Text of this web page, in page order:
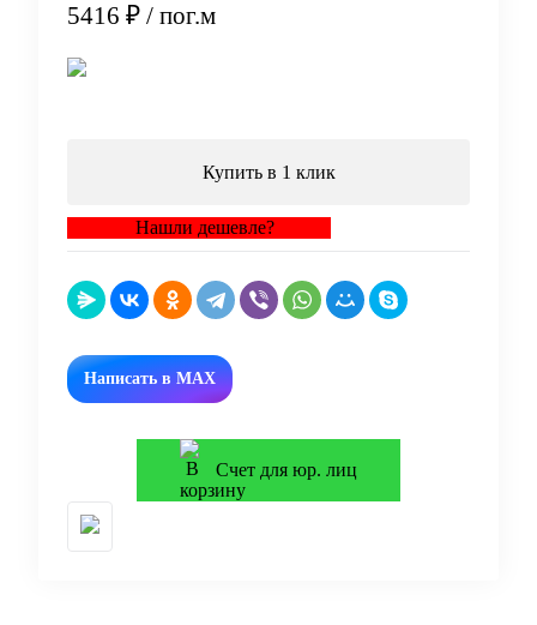
5416 ₽ / пог.м
Купить в 1 клик
Нашли дешевле?
Написать в MAX
Счет для юр. лиц